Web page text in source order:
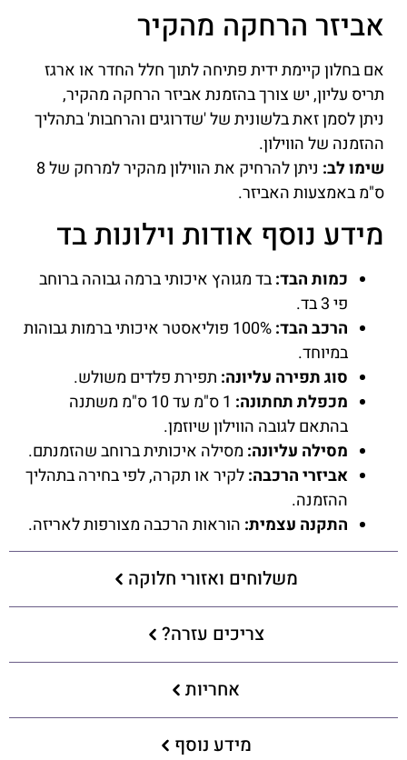
אביזר הרחקה מהקיר
אם בחלון קיימת ידית פתיחה לתוך חלל החדר או ארגז
תריס עליון, יש צורך בהזמנת אביזר הרחקה מהקיר,
ניתן לסמן זאת בלשונית של 'שדרוגים והרחבות' בתהליך
ההזמנה של הווילון.
שימו לב:
ניתן להרחיק את הווילון מהקיר למרחק של 8
ס"מ באמצעות האביזר.
מידע נוסף אודות וילונות בד
כמות הבד:בד מגוהץ איכותי ברמה גבוהה ברוחב
פי 3 בד.
הרכב הבד:
100% פוליאסטר איכותי ברמות גבוהות
במיוחד.
סוג תפירה עליונה: תפירת פלדים משולש.
מכפלת תחתונה:
1 ס"מ עד 10 ס"מ משתנה
בהתאם לגובה הווילון שיוזמן.
מסילה עליונה: מסילה איכותית ברוחב שהזמנתם.
אביזרי הרכבה:לקיר או תקרה, לפי בחירה בתהליך
ההזמנה.
התקנה עצמית: הוראות הרכבה מצורפות לאריזה.
משלוחים ואזורי חלוקה
צריכים עזרה?
אחריות
מידע נוסף